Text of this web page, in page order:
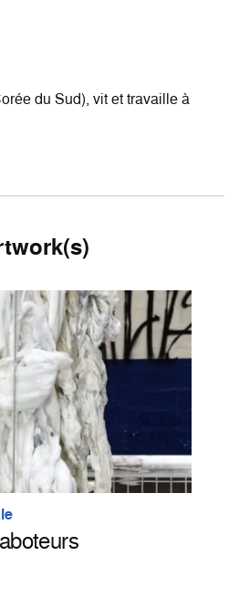
du Sud), vit et travaille à